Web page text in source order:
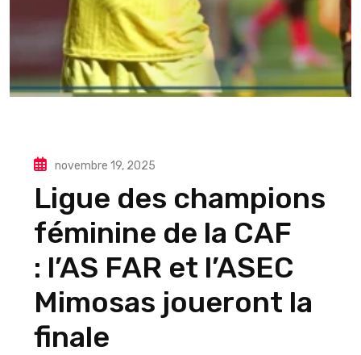
novembre 19, 2025
Ligue des champions
féminine de la CAF
: l’AS FAR et l’ASEC
Mimosas joueront la
finale